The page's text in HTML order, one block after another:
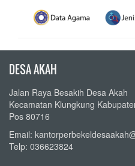
DESA AKAH
Jalan Raya Besakih Desa Akah
Kecamatan Klungkung
Pos 80716
Email:
Telp: 036623824